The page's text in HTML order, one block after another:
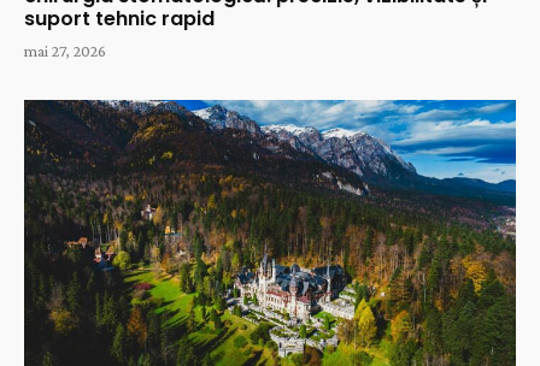
suport tehnic rapid
mai 27, 2026